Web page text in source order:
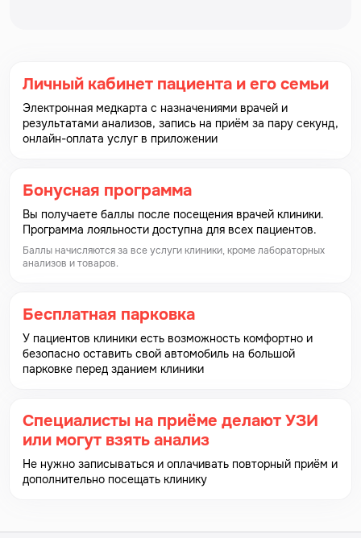
Необходимо доставить пробу в лабораторию как
получения. Хранить медицинский контейнер с пробой
необходимо в прохладном и темном месте.
Для женщин:
Нельзя мочиться в течение 3-х часов до сдачи
анализа (мазок, посев); – не рекомендуется вступать в
половой контакт за 36 часов, тем более с
могут исказить результат, так как обладают
антибактериальным действием; – накануне нельзя
подмываться антибактериальным мылом и
спринцеваться; – нельзя применять антибиотики
Для мужчин:
Нельзя ходить в туалет за 3 часа до сдачи анализа; –
нельзя принимать внутрь уросептики, антибиотики; –
Личный кабинет пациента и его семьи
Электронная медкарта с назначениями врачей и
результатами анализов, запись на приём за пару секунд,
онлайн-оплата услуг в приложении
Бонусная программа
Вы получаете баллы после посещения врачей клиники.
Программа лояльности доступна для всех пациентов.
Баллы начисляются за все услуги клиники, кроме лабораторных
анализов и товаров.
Бесплатная парковка
У пациентов клиники есть возможность комфортно и
безопасно оставить свой автомобиль на большой
парковке перед зданием клиники
Специалисты на приёме делают УЗИ
или могут взять анализ
Не нужно записываться и оплачивать повторный приём и
дополнительно посещать клинику